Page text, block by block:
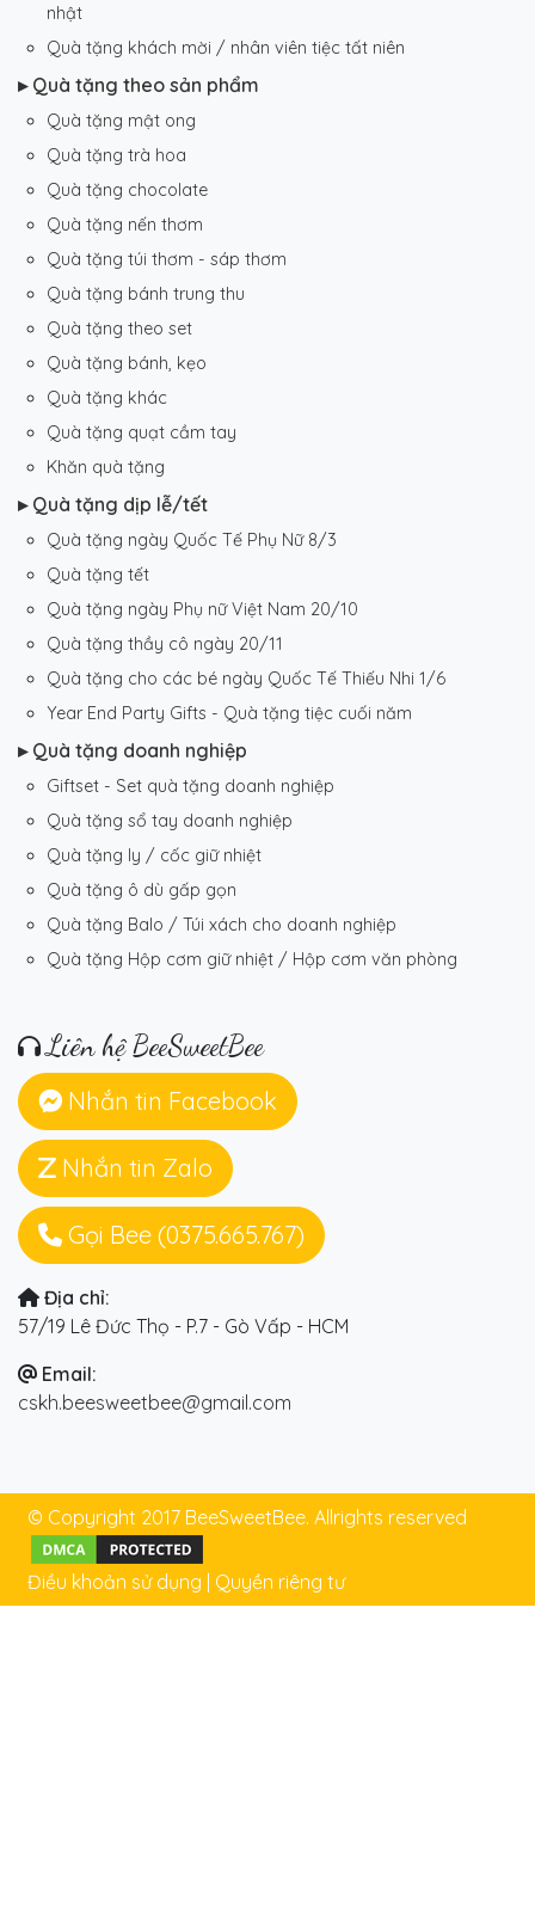
nhật
Quà tặng khách mời / nhân viên tiệc tất niên
▸ Quà tặng theo sản phẩm
Quà tặng mật ong
Quà tặng trà hoa
Quà tặng chocolate
Quà tặng nến thơm
Quà tặng túi thơm - sáp thơm
Quà tặng bánh trung thu
Quà tặng theo set
Quà tặng bánh, kẹo
Quà tặng khác
Quà tặng quạt cầm tay
Khăn quà tặng
▸ Quà tặng dịp lễ/tết
Quà tặng ngày Quốc Tế Phụ Nữ 8/3
Quà tặng tết
Quà tặng ngày Phụ nữ Việt Nam 20/10
Quà tặng thầy cô ngày 20/11
Quà tặng cho các bé ngày Quốc Tế Thiếu Nhi 1/6
Year End Party Gifts - Quà tặng tiệc cuối năm
▸ Quà tặng doanh nghiệp
Giftset - Set quà tặng doanh nghiệp
Quà tặng sổ tay doanh nghiệp
Quà tặng ly / cốc giữ nhiệt
Quà tặng ô dù gấp gọn
Quà tặng Balo / Túi xách cho doanh nghiệp
Quà tặng Hộp cơm giữ nhiệt / Hộp cơm văn phòng
Liên hệ BeeSweetBee
Nhắn tin Facebook
Nhắn tin Zalo
Gọi Bee (0375.665.767)
Địa chỉ:
57/19 Lê Đức Thọ - P.7 - Gò Vấp - HCM
Email:
cskh.beesweetbee@gmail.com
© Copyright 2017 BeeSweetBee. Allrights reserved
Điều khoản sử dụng | Quyền riêng tư